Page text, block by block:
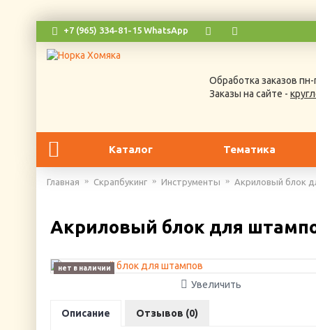
+7 (965) 334-81-15 WhatsApp
Обработка заказов
Заказы на сайте -
Каталог Тематика
Главная Скрапбукинг Инструменты Акриловый блок
Акриловый блок для
нет в наличии
Увеличить
Описание Отзывов (0)